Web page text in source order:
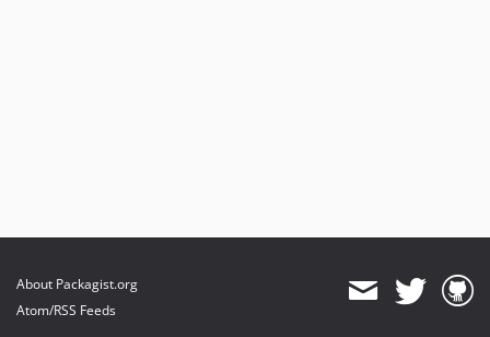
About Packagist.org
Atom/RSS Feeds